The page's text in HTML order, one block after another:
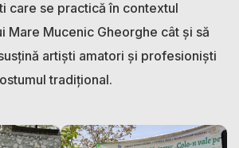
care se practică în contextul
Mare Mucenic Gheorghe cât și să
artiști amatori și profesioniști
tradițional.